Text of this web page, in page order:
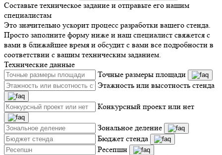
Составьте техническое задание и отправьте его нашим
специалистам
Это значительно ускорит процесс разработки вашего стенда.
Просто заполните форму ниже и наш специалист свяжется с
вами в ближайшее время и обсудит с вами все подробности в
соответствии с вашим техническим заданием.
Технические данные
Точные размеры площади
Этажность или высотность стенда
Конкурсный проект или нет
Зональное деление
Бюджет стенда
Ресепшн